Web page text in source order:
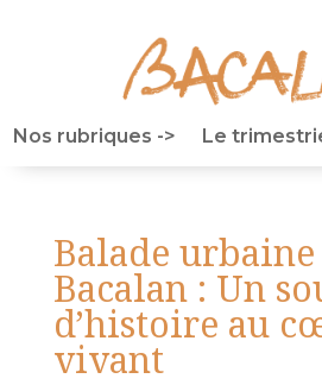
Nos rubriques -> Le
Balade urbaine
Bacalan : Un
d’histoire au
vivant